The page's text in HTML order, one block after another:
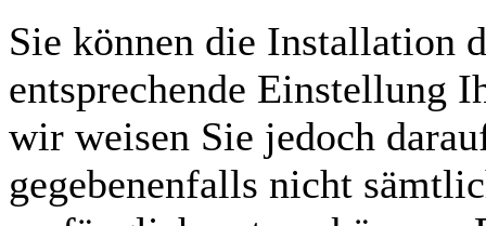
Sie können die Installation
entsprechende Einstellung
wir weisen Sie jedoch
gegebenenfalls nicht